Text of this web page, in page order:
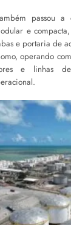
passou a
e
e portaria de
operando
e linhas